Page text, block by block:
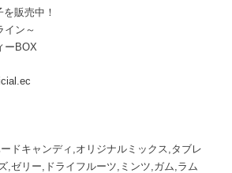
販売中！
イン～
ーBOX
ドキャンディ,オリジナルミックス,タブレ
,ゼリー,ドライフルーツ,ミンツ,ガム,ラム